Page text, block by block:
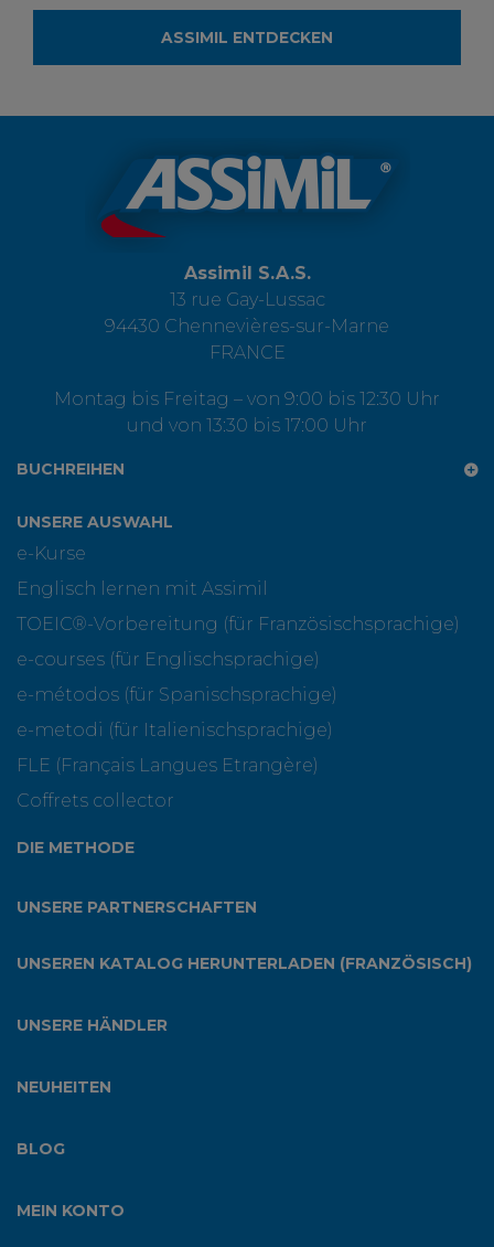
ASSIMIL ENTDECKEN
Assimil S.A.S.
13 rue Gay-Lussac
94430 Chennevières-sur-Marne
FRANCE
Montag bis Freitag – von 9:00 bis 12:30 Uhr
und von 13:30 bis 17:00 Uhr
BUCHREIHEN
UNSERE AUSWAHL
e-Kurse
Englisch lernen mit Assimil
TOEIC®-Vorbereitung (für Französischsprachige)
e-courses (für Englischsprachige)
e-métodos (für Spanischsprachige)
e-metodi (für Italienischsprachige)
FLE (Français Langues Etrangère)
Coffrets collector
DIE METHODE
UNSERE PARTNERSCHAFTEN
UNSEREN KATALOG HERUNTERLADEN (FRANZÖSISCH)
UNSERE HÄNDLER
NEUHEITEN
BLOG
MEIN KONTO